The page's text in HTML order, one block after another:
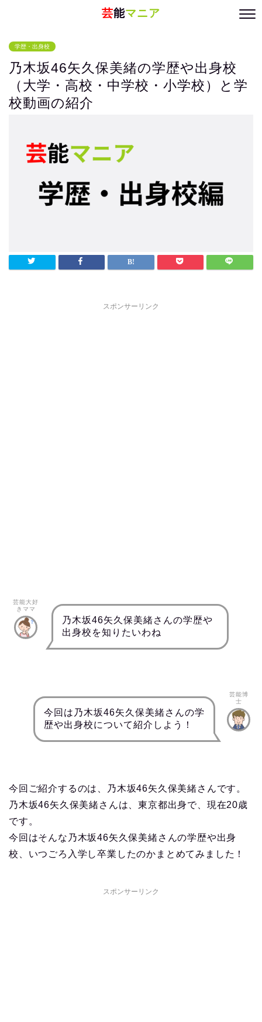
芸能マニア
学歴・出身校
乃木坂46矢久保美緒の学歴や出身校
（大学・高校・中学校・小学校）と学
校動画の紹介
スポンサーリンク
芸能大好
きママ
乃木坂46矢久保美緒さんの学歴や
出身校を知りたいわね
今回は乃木坂46矢久保美緒さんの学
歴や出身校について紹介しよう！
芸能博
士
今回ご紹介するのは、乃木坂46矢久保美緒さんです。
乃木坂46矢久保美緒さんは、東京都出身で、現在20歳
です。
今回はそんな乃木坂46矢久保美緒さんの学歴や出身
校、いつごろ入学し卒業したのかまとめてみました！
スポンサーリンク